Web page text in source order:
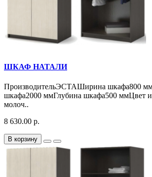
ШКАФ НАТАЛИ
ПроизводительЭСТАШирина шкафа800
шкафа2000 ммГлубина шкафа500 ммЦвет
молоч..
8 630.00 р.
В корзину